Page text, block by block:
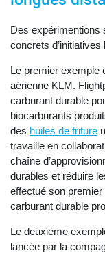
Des expérimentions
concrets d’initiatives
Le premier exemple
aérienne KLM.
carburant durable
biocarburants
des huiles de friture
travaille en
chaîne
durables et réduire
effectué son
carburant durable
Le deuxième
lancée par la